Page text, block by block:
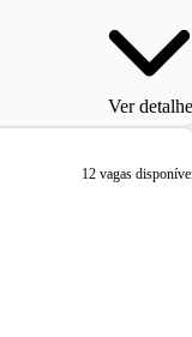
Ver
12 vagas